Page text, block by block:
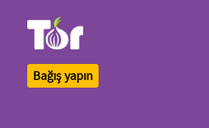
Bağış yapın